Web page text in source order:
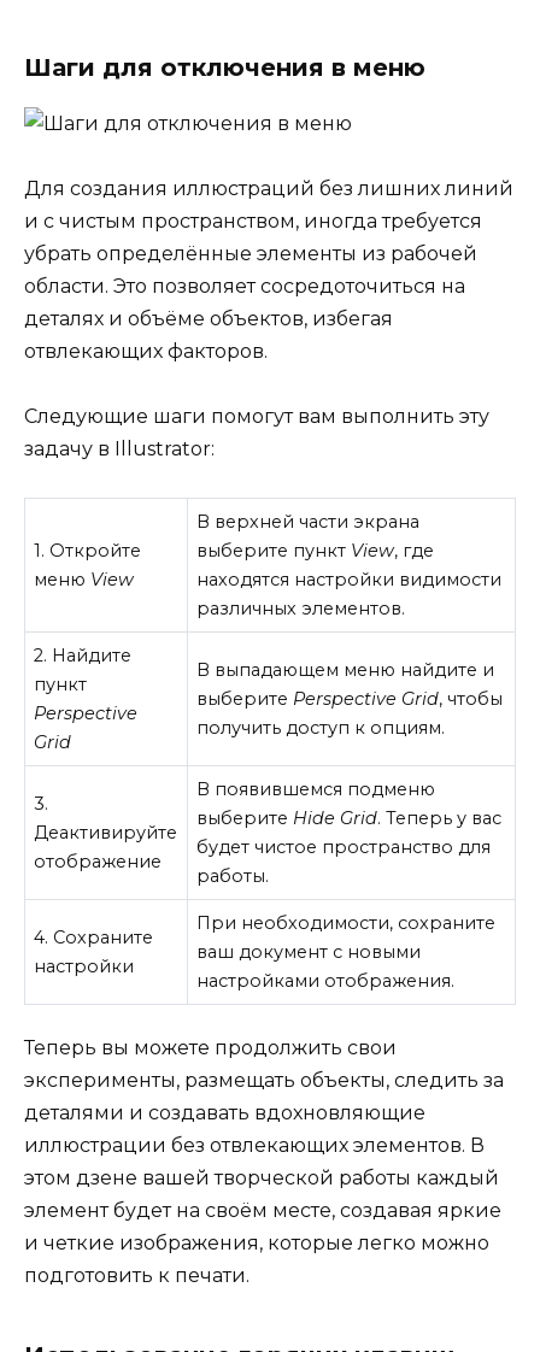
Шаги для отключения в меню
Для создания иллюстраций без лишних линий
и с чистым пространством, иногда требуется
убрать определённые элементы из рабочей
области. Это позволяет сосредоточиться на
деталях и объёме объектов, избегая
отвлекающих факторов.
Следующие шаги помогут вам выполнить эту
задачу в Illustrator:
1. Откройте
меню View
В верхней части экрана
выберите пункт View, где
находятся настройки видимости
различных элементов.
2. Найдите
пункт
Perspective
Grid
В выпадающем меню найдите и
выберите Perspective Grid, чтобы
получить доступ к опциям.
3.
Деактивируйте
отображение
В появившемся подменю
выберите Hide Grid. Теперь у вас
будет чистое пространство для
работы.
4. Сохраните
настройки
При необходимости, сохраните
ваш документ с новыми
настройками отображения.
Теперь вы можете продолжить свои
эксперименты, размещать объекты, следить за
деталями и создавать вдохновляющие
иллюстрации без отвлекающих элементов. В
этом дзене вашей творческой работы каждый
элемент будет на своём месте, создавая яркие
и четкие изображения, которые легко можно
подготовить к печати.